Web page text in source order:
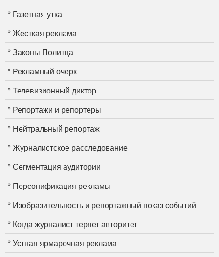
Газетная утка
Жесткая реклама
Законы Политца
Рекламный очерк
Телевизионный диктор
Репортажи и репортеры
Нейтральный репортаж
Журналистское расследование
Сегментация аудитории
Персонификация рекламы
Изобразительность и репортажный показ событий
Когда журналист теряет авторитет
Устная ярмарочная реклама